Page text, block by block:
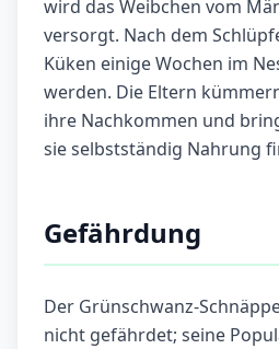
wird das Weibchen vom
versorgt. Nach dem
Küken einige Wochen im
werden. Die Eltern
ihre Nachkommen und
sie selbstständig Nahrung
Gefährdung
Der Grünschwanz-
nicht gefährdet; seine